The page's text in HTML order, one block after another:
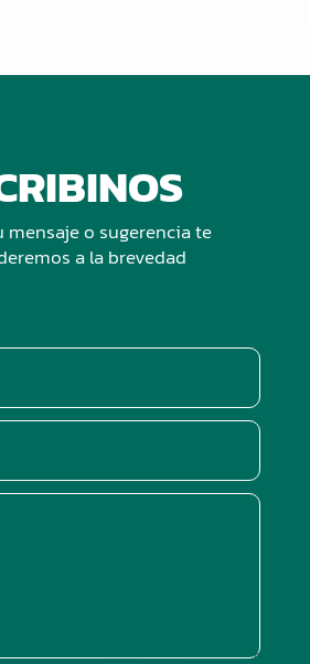
mensaje o sugerencia te
a la brevedad